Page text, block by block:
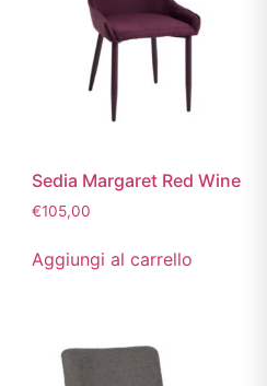
Sedia Margaret Red Wine
€105,00
Aggiungi al carrello